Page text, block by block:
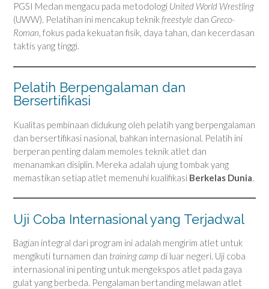
PGSI Medan mengacu pada metodologi United World Wrestling
(UWW). Pelatihan ini mencakup teknikfreestyle dan Greco-
Roman, fokus pada kekuatan fisik, daya tahan, dan kecerdasan
taktis yang tinggi.
Pelatih Berpengalaman dan
Bersertifikasi
Kualitas pembinaan didukung oleh pelatih yang berpengalaman
dan bersertifikasi nasional, bahkan internasional. Pelatih ini
berperan penting dalam memoles teknik atlet dan
menanamkan disiplin. Mereka adalah ujung tombak yang
memastikan setiap atlet memenuhi kualifikasi Berkelas Dunia.
Uji Coba Internasional yang Terjadwal
Bagian integral dari program ini adalah mengirim atlet untuk
mengikuti turnamen dan training camp di luar negeri. Uji coba
internasional ini penting untuk mengekspos atlet pada gaya
gulat yang berbeda. Pengalaman bertanding melawan atlet